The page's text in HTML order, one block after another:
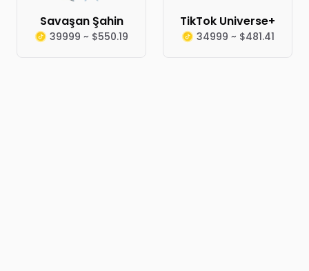
Savaşan Şahin
39999 ~ $550.19
TikTok Universe+
34999 ~ $481.41